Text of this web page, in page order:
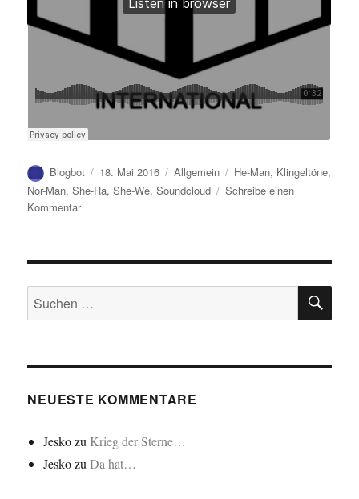
Autor
Blogbot
Veröffentlicht
am
18. Mai 2016 Kategorien
Allgemein Schlagwörter
He-Man, Klingeltöne,
Nor-Man,She-Ra,She-We,Soundcloud
Schreibe einen
Kommentarzu
Suchen
nach:
NEUESTE KOMMENTARE
Jeskozu Krieg der Sterne…
JeskozuDa hat…